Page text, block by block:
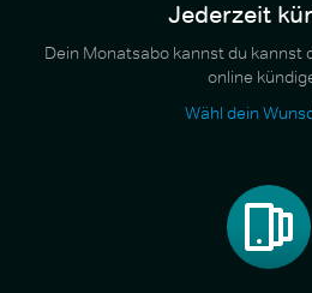
Jederzeit
Dein Monatsabo kannst du kannst
online
Wähl dein